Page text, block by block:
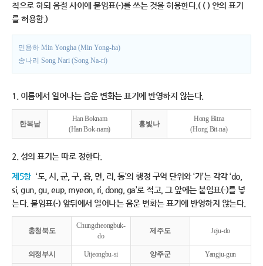
칙으로 하되 음절 사이에 붙임표(-)를 쓰는 것을 허용한다.( ( ) 안의 표기
를 허용함.)
민용하 Min Yongha (Min Yong-ha)
송나리 Song Nari (Song Na-ri)
1. 이름에서 일어나는 음운 변화는 표기에 반영하지 않는다.
한복남
Han Boknam
(Han Bok-nam)
홍빛나
Hong Bitna
(Hong Bit-na)
2. 성의 표기는 따로 정한다.
제5항 ‘도, 시, 군, 구, 읍, 면, 리, 동’의 행정 구역 단위와 ‘가’는 각각 ‘do,
si, gun, gu, eup, myeon, ri, dong, ga’로 적고, 그 앞에는 붙임표(-)를 넣
는다. 붙임표(-) 앞뒤에서 일어나는 음운 변화는 표기에 반영하지 않는다.
충청북도
Chungcheongbuk-
do
제주도 Jeju-do
의정부시 Uijeongbu-si 양주군 Yangju-gun